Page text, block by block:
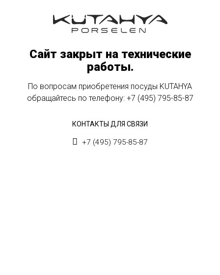
Сайт закрыт на технические
работы.
По вопросам приобретения посуды KUTAHYA
обращайтесь по телефону: +7 (495) 795-85-87
КОНТАКТЫ ДЛЯ СВЯЗИ
+7 (495) 795-85-87